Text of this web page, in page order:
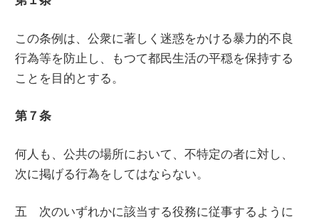
この条例は、公衆に著しく迷惑をかける暴力的不良
行為等を防止し、もつて都民生活の平穏を保持する
ことを目的とする。
第７条
何人も、公共の場所において、不特定の者に対し、
次に掲げる行為をしてはならない。
五 次のいずれかに該当する役務に従事するように